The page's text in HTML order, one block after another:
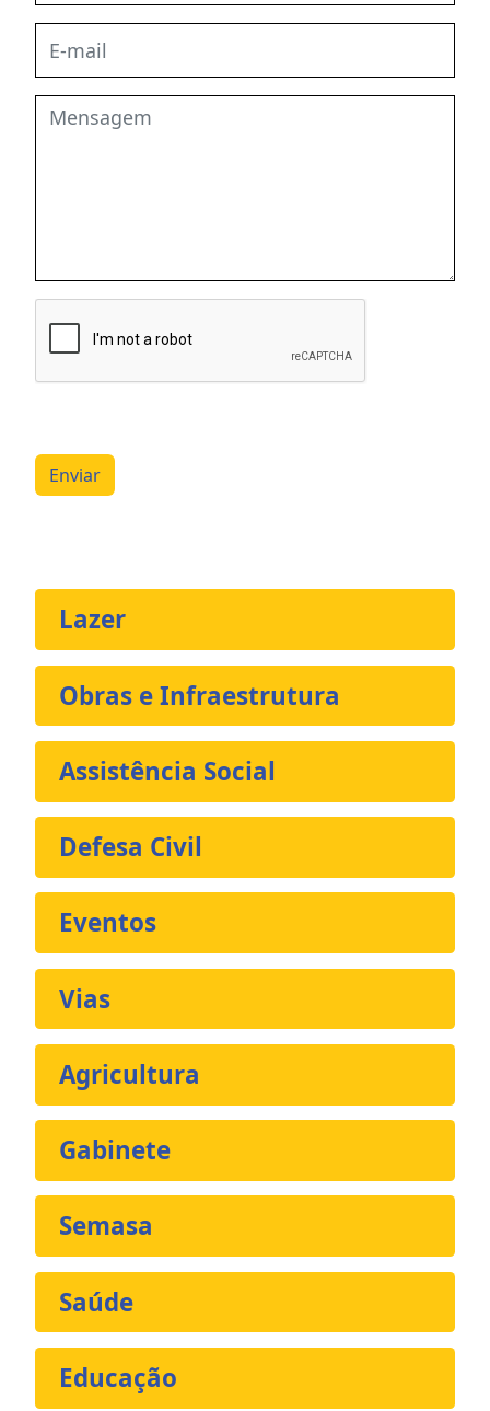
Enviar
Lazer
Obras e Infraestrutura
Assistência Social
Defesa Civil
Eventos
Vias
Agricultura
Gabinete
Semasa
Saúde
Educação